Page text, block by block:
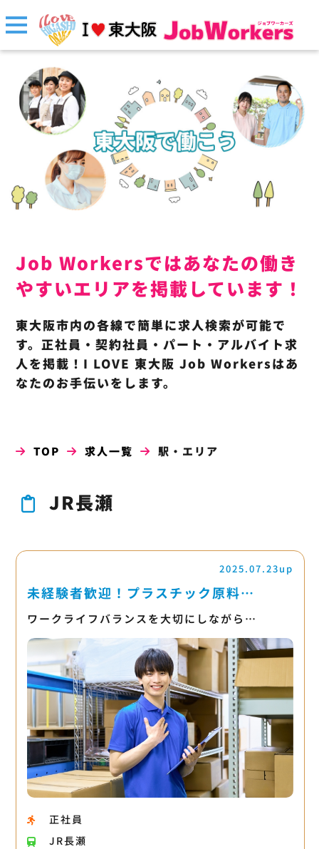
Job Workersではあなたの働き
やすいエリアを掲載しています！
東大阪市内の各線で簡単に求人検索が可能で
す。正社員・契約社員・パート・アルバイト求
人を掲載！I LOVE 東大阪 Job Workersはあ
なたのお手伝いをします。
TOP 求人一覧 駅・エリア
JR長瀬
2025.07.23up
未経験者歓迎！プラスチック原料…
ワークライフバランスを大切にしながら…
正社員
JR長瀬